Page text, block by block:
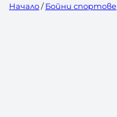
Начало/Бойни спортове